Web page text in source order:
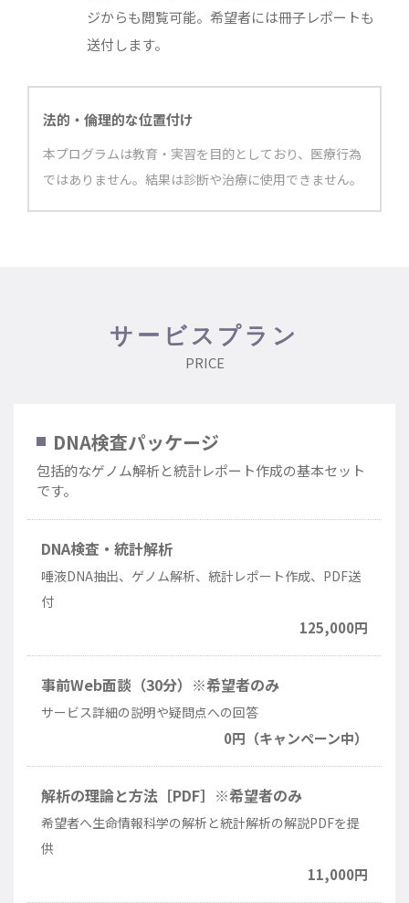
ジからも閲覧可能。希望者には冊子レポートも
送付します。
法的・倫理的な位置付け
本プログラムは教育・実習を目的としており、医療行為
ではありません。結果は診断や治療に使用できません。
サービスプラン
PRICE
DNA検査パッケージ
包括的なゲノム解析と統計レポート作成の基本セット
です。
DNA検査・統計解析
唾液DNA抽出、ゲノム解析、統計レポート作成、PDF送
付
125,000円
事前Web面談（30分）※希望者のみ
サービス詳細の説明や疑問点への回答
0円（キャンペーン中）
解析の理論と方法［PDF］※希望者のみ
希望者へ生命情報科学の解析と統計解析の解説PDFを提
供
11,000円